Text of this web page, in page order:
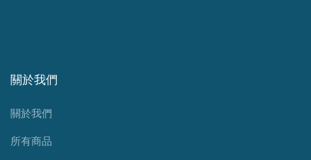
關於我們
關於我們
所有商品